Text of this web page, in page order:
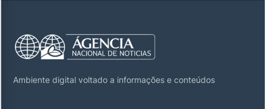
Ambiente digital voltado a informações e conteúdos